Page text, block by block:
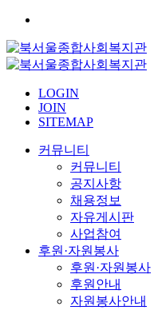
LOGIN
JOIN
SITEMAP
커뮤니티
커뮤니티
공지사항
채용정보
자유게시판
사업참여
후원·자원봉사
후원·자원봉사
후원안내
자원봉사안내